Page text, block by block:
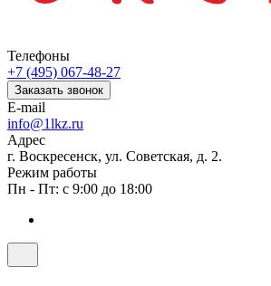
Телефоны
+7 (495) 067-48-27
Заказать звонок
E-mail
info@1lkz.ru
Адрес
г. Воскресенск, ул. Советская, д. 2.
Режим работы
Пн - Пт: с 9:00 до 18:00